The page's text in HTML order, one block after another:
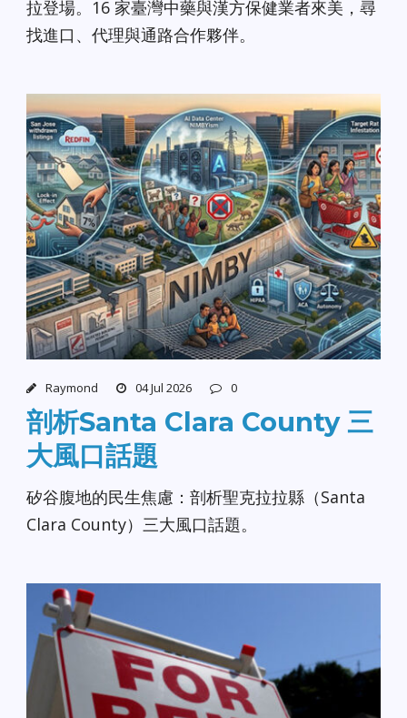
拉登場。16 家臺灣中藥與漢方保健業者來美，尋
找進口、代理與通路合作夥伴。
Raymond 04 Jul 2026 0
剖析Santa Clara County 三
大風口話題
矽谷腹地的民生焦慮：剖析聖克拉拉縣（Santa
Clara County）三大風口話題。